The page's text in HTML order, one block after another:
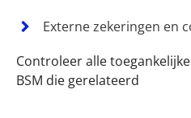
Externe zekeringen en
Controleer alle
BSM die gerelateerd